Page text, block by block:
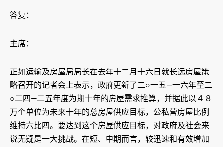
答复：
主席：
正如运输及房屋局局长在去年十二月十六日就长远房屋策
略召开的记者会上表示，政府更新了二○一五—一六年至二
○二四—二五年度为期十年的房屋需求推算，并据此以４８
万个单位为未来十年的总房屋供应目标，公私营房屋比例
维持六比四。要达到这个房屋供应目标，对政府及社会来
说无疑是一大挑战。在短、中期而言，较迅速和有效增加